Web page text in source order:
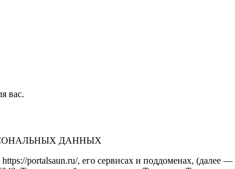
вас.
ДАННЫХ
portalsaun.ru/, его сервисах и поддоменах,